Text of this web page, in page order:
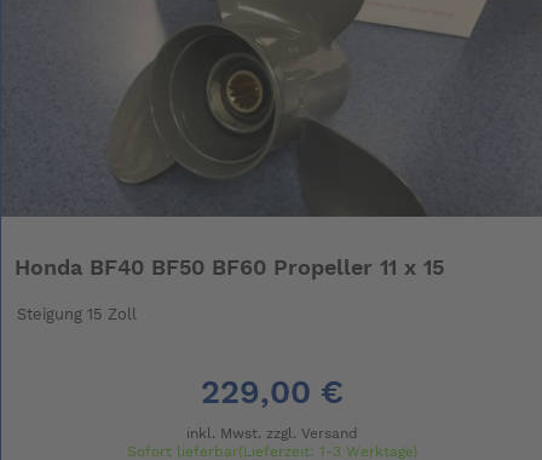
Honda BF40 BF50 BF60 Propeller 11 x 15
Steigung 15 Zoll
229,00 €
inkl. Mwst. zzgl. Versand
Sofort lieferbar(Lieferzeit: 1-3 Werktage)